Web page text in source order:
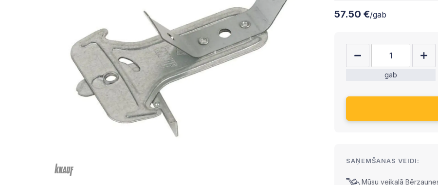
57.50 €/gab
gab
SAŅEMŠANAS VEIDI:
Mūsu veikalā